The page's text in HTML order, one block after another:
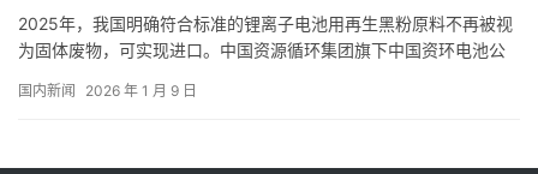
2025年，我国明确符合标准的锂离子电池用再生黑粉原料不再被视
为固体废物，可实现进口。中国资源循环集团旗下中国资环电池公
循环利用。 “别小瞧这些看起来普通的黑色粉末，它们可是实实在
国内新闻 2026 年 1 月 9 日